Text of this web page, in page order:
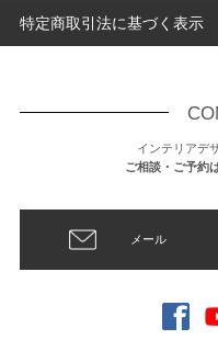
特定商取引法に基づく表示
インテリアデ
ご相談・ご予約
メール